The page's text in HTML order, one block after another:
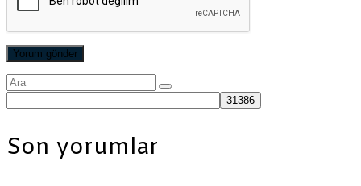
Şunu
ara:
Son yorumlar